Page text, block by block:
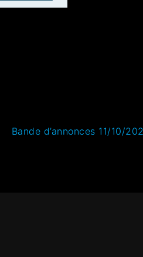
Bande d’annonces 11/10/